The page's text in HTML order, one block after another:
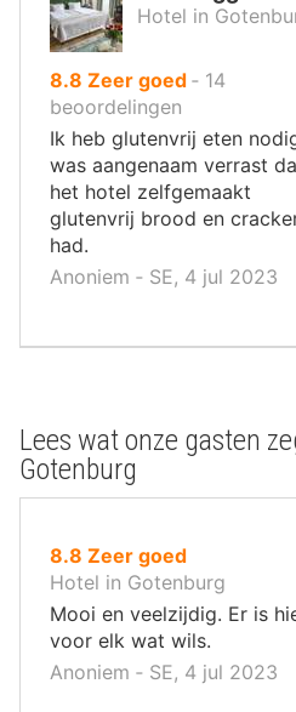
Hotel in
8.8 uit
10
,
Zeer goed ‐ 14
beoordelingen
Ik heb glutenvrij eten
was aangenaam verrast
het hotel zelfgemaakt
glutenvrij brood en
had.
Anoniem ‐ SE, 4 jul 2023
Lees wat onze gasten
Gotenburg
8.8 uit
10
,
Zeer goed
Hotel in Gotenburg
Mooi en veelzijdig. Er is
voor elk wat wils.
Anoniem ‐ SE, 4 jul 2023